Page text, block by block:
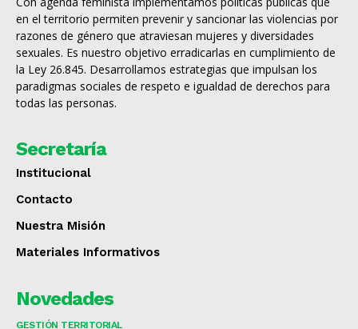
en el territorio permiten prevenir y sancionar las violencias por
razones de género que atraviesan mujeres y diversidades
sexuales. Es nuestro objetivo erradicarlas en cumplimiento de
la Ley 26.845. Desarrollamos estrategias que impulsan los
paradigmas sociales de respeto e igualdad de derechos para
todas las personas.
Secretaría
Institucional
Contacto
Nuestra Misión
Materiales Informativos
Novedades
GESTIÓN TERRITORIAL